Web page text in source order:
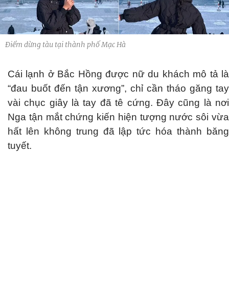
Điểm dừng tàu tại thành phố Mạc Hà
Cái lạnh ở Bắc Hồng được nữ du khách mô tả là
“đau buốt đến tận xương”, chỉ cần tháo găng tay
vài chục giây là tay đã tê cứng. Đây cũng là nơi
Nga tận mắt chứng kiến hiện tượng nước sôi vừa
hất lên không trung đã lập tức hóa thành băng
tuyết.